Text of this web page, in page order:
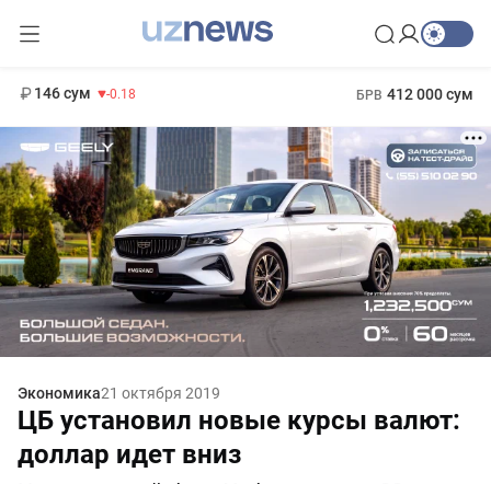
146 сум -0.18 БРВ 412 000 сум
Экономика21 октября 2019
ЦБ установил новые курсы валют:
доллар идет вниз